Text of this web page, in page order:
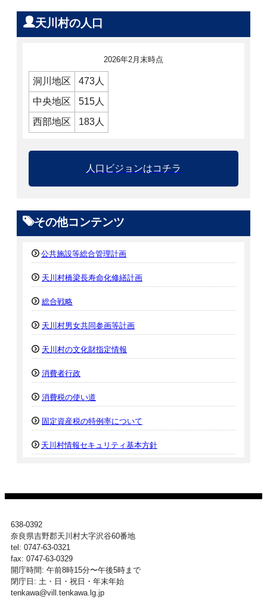
天川村の人口
2026年2月末時点
洞川地区
473人
中央地区
515人
西部地区
183人
人口ビジョンはコチラ
その他コンテンツ
公共施設等総合管理計画
天川村橋梁長寿命化修繕計画
総合戦略
天川村男女共同参画等計画
天川村の文化財指定情報
消費者行政
消費税の使い道
固定資産税の特例率について
天川村情報セキュリティ基本方針
638-0392
奈良県吉野郡天川村大字沢谷60番地
tel: 0747-63-0321
fax: 0747-63-0329
開庁時間: 午前8時15分〜午後5時まで
閉庁日: 土・日・祝日・年末年始
tenkawa@vill.tenkawa.lg.jp